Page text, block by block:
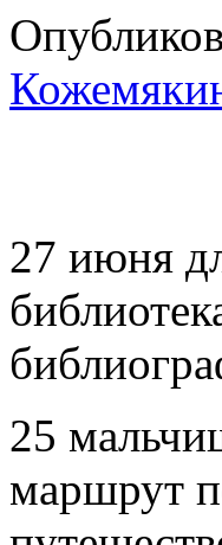
27 июня
25
маршрут